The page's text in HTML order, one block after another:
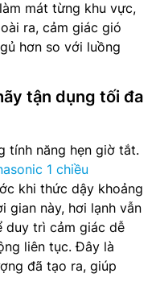
mát từng khu vực,
ra, cảm giác gió
hơn so với luồng
tận dụng tối đa
tính năng hẹn giờ tắt.
1 chiều
khi thức dậy khoảng
gian này, hơi lạnh vẫn
duy trì cảm giác dễ
liên tục. Đây là
đã tạo ra, giúp